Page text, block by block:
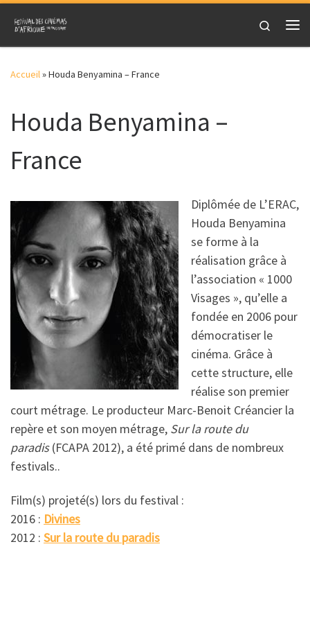
Skip to content
Search
Accueil»Houda Benyamina – France
Houda Benyamina –
France
Diplômée de L’ERAC,
Houda Benyamina
se forme à la
réalisation grâce à
l’association « 1000
Visages », qu’elle a
fondée en 2006 pour
démocratiser le
cinéma. Grâce à
cette structure, elle
réalise son premier
court métrage. Le producteur Marc-Benoit Créancier la
repère et son moyen métrage, Sur la route du
paradis(FCAPA 2012), a été primé dans de nombreux
festivals..
Film(s) projeté(s) lors du festival :
2016 : Divines
2012 : Sur la route du paradis